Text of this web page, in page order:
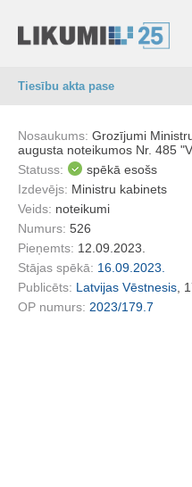
Tiesību akta pase
Nosaukums: Grozījumi
augusta noteikumos Nr. 485
Statuss:
spēkā esošs
Izdevējs: Ministru kabinets
Veids: noteikumi
Numurs: 526
Pieņemts: 12.09.2023.
Stājas spēkā: 16.09.2023.
Publicēts: Latvijas Vēstnesis ,
OP numurs: 2023/179.7